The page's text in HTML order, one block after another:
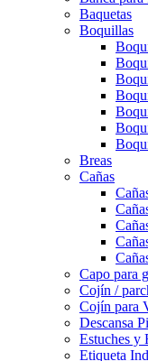
Baquetas
Boquillas
Breas
Cañas
Capo para
Cojín /
Cojín para
Descansa
Estuches y
Etiqueta